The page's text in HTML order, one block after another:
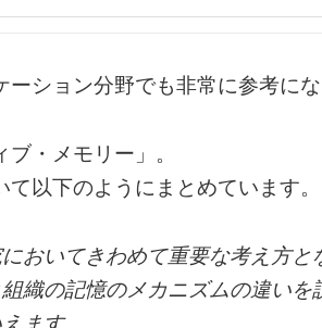
ション分野でも非常に参考にな
・メモリー」。
以下のようにまとめています。
においてきわめて重要な考え方と
織の記憶のメカニズムの違いを